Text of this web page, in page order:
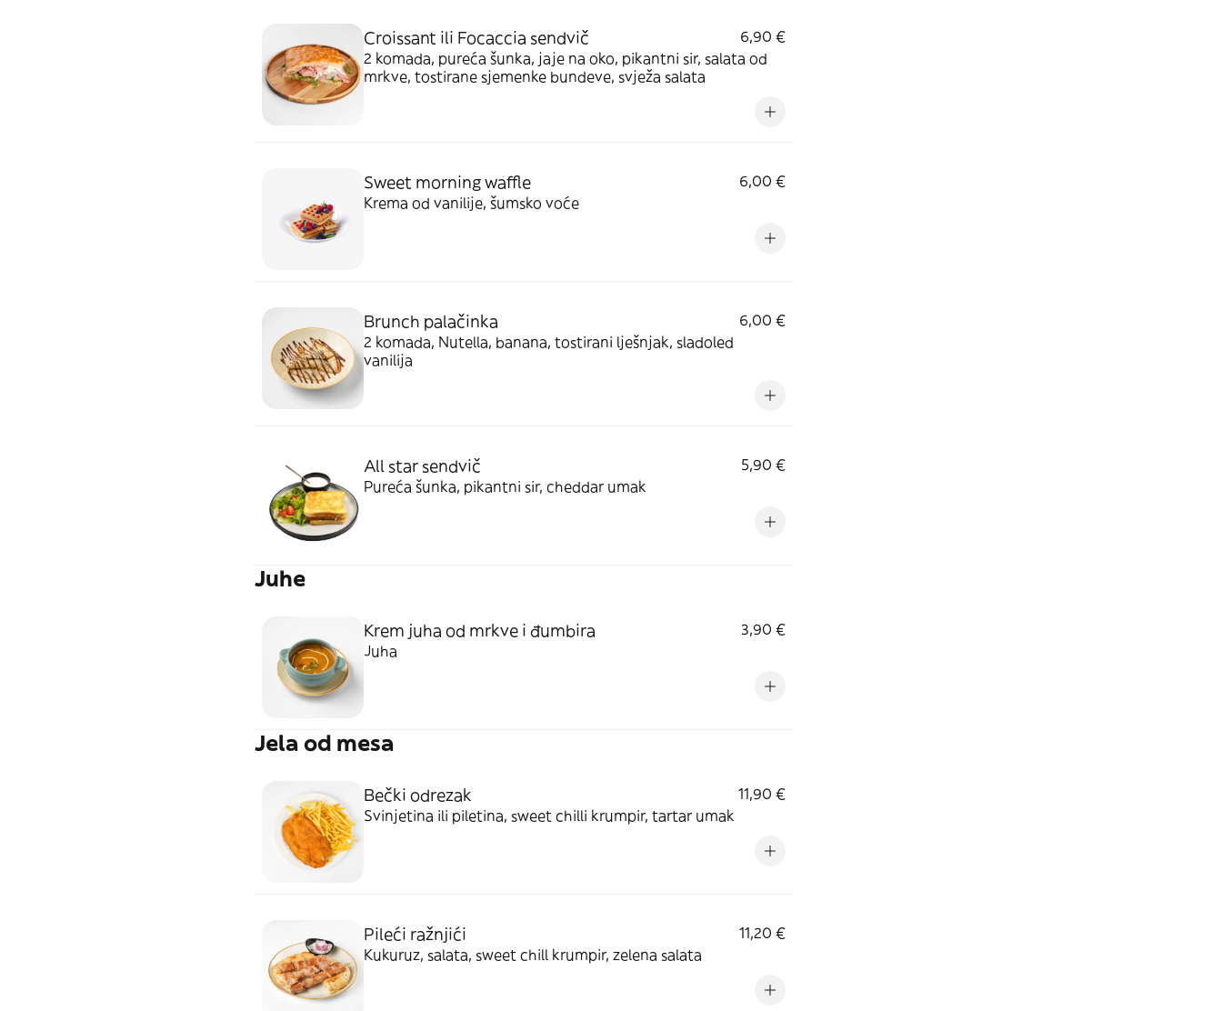
Croissant ili Focaccia sendvič
6,90 €
2 komada, pureća šunka, jaje na oko, pikantni sir, salata od
mrkve, tostirane sjemenke bundeve, svježa salata
Sweet morning waffle
6,00 €
Krema od vanilije, šumsko voće
Brunch palačinka
6,00 €
2 komada, Nutella, banana, tostirani lješnjak, sladoled
vanilija
All star sendvič
5,90 €
Pureća šunka, pikantni sir, cheddar umak
Juhe
Krem juha od mrkve i đumbira
3,90 €
Juha
Jela od mesa
Bečki odrezak
11,90 €
Svinjetina ili piletina, sweet chilli krumpir, tartar umak
Pileći ražnjići
11,20 €
Kukuruz, salata, sweet chill krumpir, zelena salata